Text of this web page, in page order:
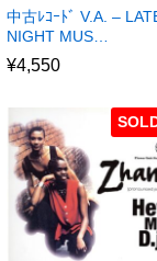
中古ﾚｺｰﾄﾞ V.A. –
NIGHT MUS…
¥4,550